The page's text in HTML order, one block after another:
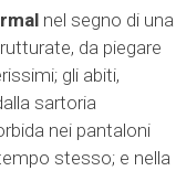
nel segno di una
da piegare
gli abiti,
sartoria
nei pantaloni
stesso; e nella